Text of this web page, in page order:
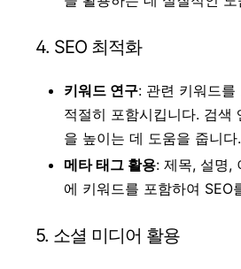
4. SEO 최적화
키워드 연구: 관련 키워드를
적절히 포함시킵니다. 검색
을 높이는 데 도움을 줍니다.
메타 태그 활용: 제목, 설명,
에 키워드를 포함하여 SEO
5. 소셜 미디어 활용